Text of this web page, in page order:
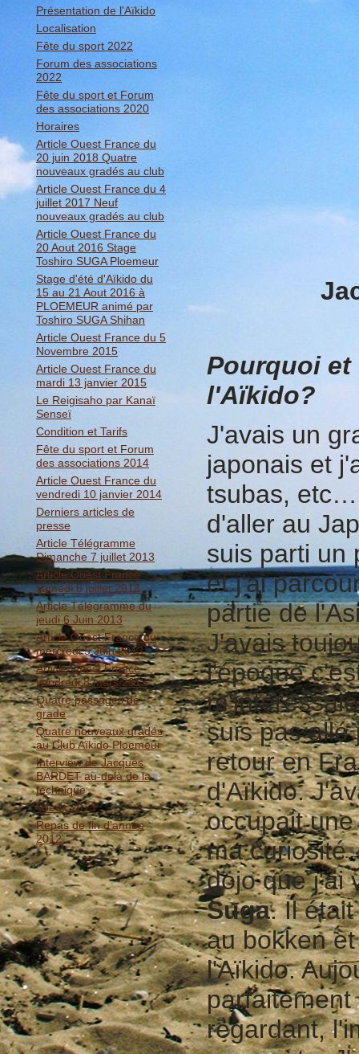
Présentation de l'Aïkido
Localisation
Fête du sport 2022
Forum des associations
2022
Fête du sport et Forum
des associations 2020
Horaires
Article Ouest France du
20 juin 2018 Quatre
nouveaux gradés au club
Article Ouest France du 4
juillet 2017 Neuf
nouveaux gradés au club
Article Ouest France du
20 Aout 2016 Stage
Toshiro SUGA Ploemeur
Stage d'été d'Aïkido du
15 au 21 Aout 2016 à
PLOEMEUR animé par
Toshiro SUGA Shihan
Article Ouest France du 5
Novembre 2015
Article Ouest France du
mardi 13 janvier 2015
Le Reigisaho par Kanaï
Senseï
Condition et Tarifs
Fête du sport et Forum
des associations 2014
Article Ouest France du
vendredi 10 janvier 2014
Derniers articles de
presse
Article Télégramme
Dimanche 7 juillet 2013
Article Ouest France
samedi 6 juillet 2013
Article Télégramme du
jeudi 6 Juin 2013
Article Ouest France du
mercredi 5 Juin 2013
Article Ouest France
vendredi 8 mars 2013
Quatre passages de
grade
Quatre nouveaux gradés
au Club Aïkido Ploemeur
Interview de Jacques
BARDET au-delà de la
technique
Voeux 2013
Repas de fin d'année
2012
Pourquoi et
l'Aïkido?
J'avais un
japonais et
tsubas, etc…
d'aller au
suis parti un
et j'ai
partie de
J'avais
l'époque
suis pas allé
retour en
d'Aïkido.
occupait
ma
dojo que j'ai
Suga. Il
au bokken
l'Aïkido.
regardant,